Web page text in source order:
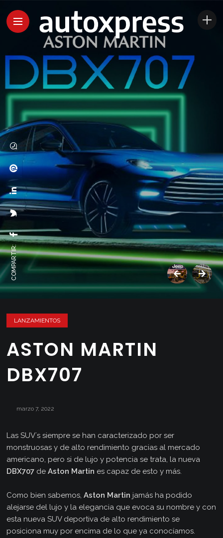
COMPARTIR:
LANZAMIENTOS
ASTON MARTIN
DBX707
marzo 7, 2022
Las SUV´s siempre se han caracterizado por ser
monstruosas y de alto rendimiento gracias al mercado
americano, pero si de lujo y potencia se trata, la nueva
DBX707 deAston Martin es capaz de esto y más.
Como bien sabemos,Aston Martin jamás ha podido
alejarse del lujo y la elegancia que evoca su nombre y con
esta nueva SUV deportiva de alto rendimiento se
posiciona muy por encima de lo que ya conocíamos.